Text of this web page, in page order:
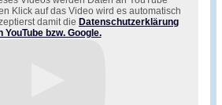
Klick auf das Video wird es automatisch
damit die Datenschutzerklärung
YouTube bzw. Google.